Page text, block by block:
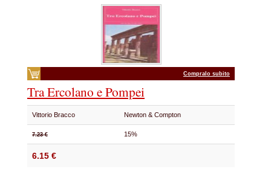
Compralo subito
Tra Ercolano e Pompei
Vittorio Bracco Newton & Compton
7.23 € 15%
6.15 €